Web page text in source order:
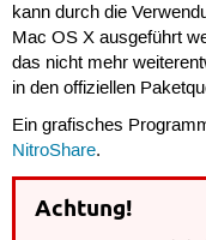
kann durch die
Mac OS X ausgeführt
das nicht mehr
in den offiziellen
Ein grafisches
NitroShare.
Achtung!